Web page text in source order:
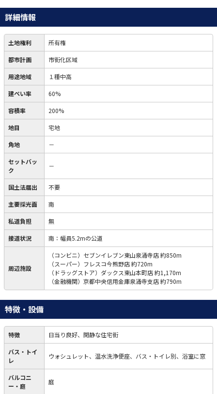
詳細情報
土地権利 所有権
都市計画 市街化区域
用途地域 １種中高
建ぺい率 60%
容積率 200%
地目 宅地
角地 －
セットバッ
ク
－
国土法届出 不要
主要採光面 南
私道負担 無
接道状況 南：幅員5.2mの公道
周辺施設
（コンビニ）セブンイレブン東山泉涌寺店 約850m
（スーパー）フレスコ今熊野店 約720m
（ドラッグストア）ダックス東山本町店 約1,170m
（金融機関）京都中央信用金庫泉涌寺支店 約790m
特徴・設備
特徴 日当り良好、閑静な住宅街
バス・トイ
レ
ウォシュレット、温水洗浄便座、バス・トイレ別、浴室に窓
バルコニ
ー・庭
庭